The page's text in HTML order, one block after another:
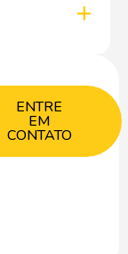
ENTRE
EM
CONTATO